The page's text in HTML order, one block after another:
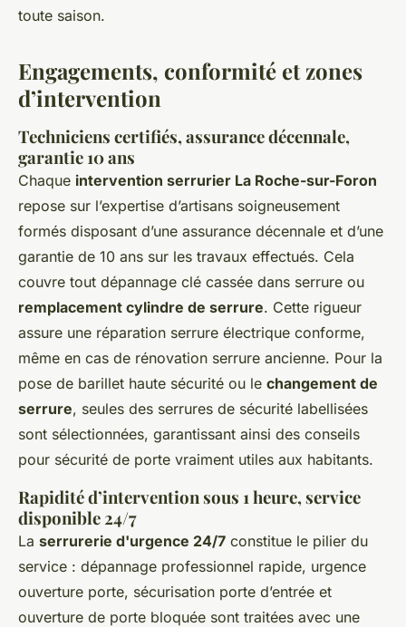
toute saison.
Engagements, conformité et zones
d’intervention
Techniciens certifiés, assurance décennale,
garantie 10 ans
Chaque intervention serrurier La Roche-sur-Foron
repose sur l’expertise d’artisans soigneusement
formés disposant d’une assurance décennale et d’une
garantie de 10 ans sur les travaux effectués. Cela
couvre tout dépannage clé cassée dans serrure ou
remplacement cylindre de serrure. Cette rigueur
assure une réparation serrure électrique conforme,
même en cas de rénovation serrure ancienne. Pour la
pose de barillet haute sécurité ou le changement de
serrure, seules des serrures de sécurité labellisées
sont sélectionnées, garantissant ainsi des conseils
pour sécurité de porte vraiment utiles aux habitants.
Rapidité d’intervention sous 1 heure, service
disponible 24/7
La serrurerie d'urgence 24/7 constitue le pilier du
service : dépannage professionnel rapide, urgence
ouverture porte, sécurisation porte d’entrée et
ouverture de porte bloquée sont traitées avec une